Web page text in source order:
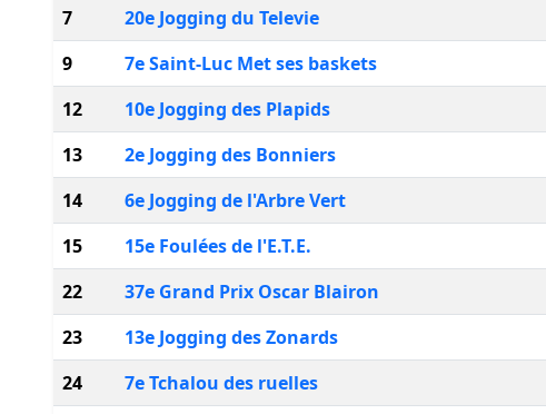
7 20e Jogging du Televie
9
7e Saint-Luc Met ses baskets
12
10e Jogging des Plapids
13
2e Jogging des Bonniers
14
6e Jogging de l'Arbre Vert
15
15e Foulées de l'E.T.E.
22
37e Grand Prix Oscar Blairon
23
13e Jogging des Zonards
24
7e Tchalou des ruelles